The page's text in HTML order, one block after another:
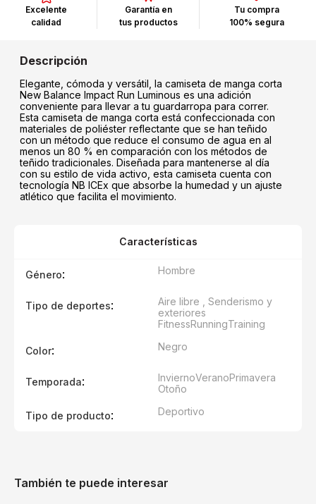
Excelente
calidad
Garantía en
tus productos
Tu compra
100% segura
Elegante, cómoda y versátil, la camiseta de manga corta
New Balance Impact Run Luminous es una adición
conveniente para llevar a tu guardarropa para correr.
Esta camiseta de manga corta está confeccionada con
materiales de poliéster reflectante que se han teñido
con un método que reduce el consumo de agua en al
menos un 80 % en comparación con los métodos de
teñido tradicionales. Diseñada para mantenerse al día
con su estilo de vida activo, esta camiseta cuenta con
tecnología NB ICEx que absorbe la humedad y un ajuste
atlético que facilita el movimiento.
Características
Género: Hombre
Tipo de deportes:
Aire libre , Senderismo y
exteriores
FitnessRunningTraining
Color: Negro
Temporada: InviernoVeranoPrimavera
Otoño
Tipo de producto: Deportivo
También te puede interesar